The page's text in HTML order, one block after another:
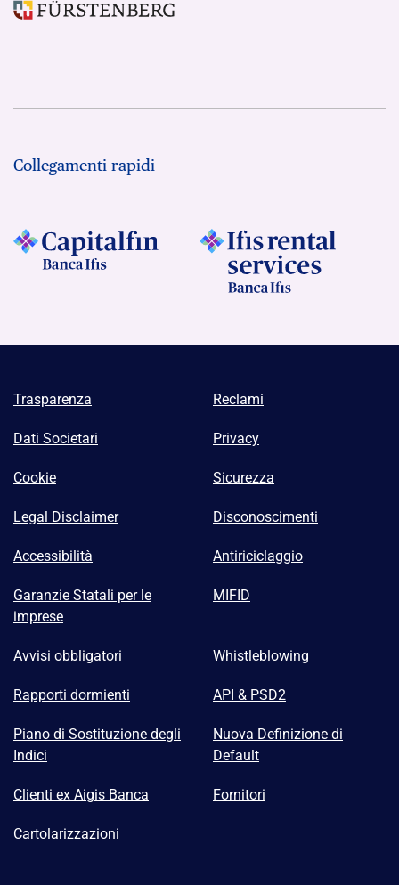
Collegamenti rapidi
Trasparenza Reclami
Dati Societari Privacy
Cookie Sicurezza
Legal Disclaimer Disconoscimenti
Accessibilità Antiriciclaggio
Garanzie Statali per le
imprese
MIFID
Avvisi obbligatori Whistleblowing
Rapporti dormienti API & PSD2
Piano di Sostituzione degli
Indici
Nuova Definizione di
Default
Clienti ex Aigis Banca Fornitori
Cartolarizzazioni